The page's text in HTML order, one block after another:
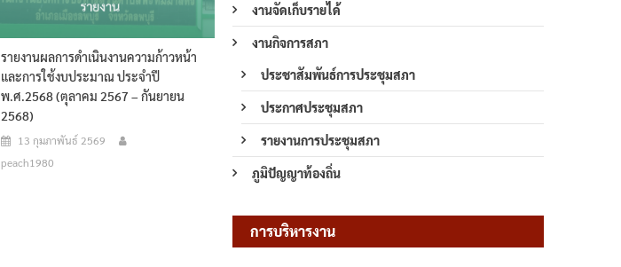
รายงานผลการดำเนินงานความก้าวหน้า
และการใช้งบประมาณ ประจำปี
พ.ศ.2568 (ตุลาคม 2567 – กันยายน
2568)
13 กุมภาพันธ์ 2569
peach1980
งานจัดเก็บรายได้
งานกิจการสภา
ประชาสัมพันธ์การประชุมสภา
ประกาศประชุมสภา
รายงานการประชุมสภา
ภูมิปัญญาท้องถิ่น
การบริหารงาน